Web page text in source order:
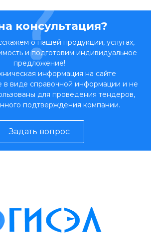
консультация?
о нашей продукции, услугах,
и подготовим индивидуальное
предложение!
информация на сайте
в виде справочной информации и не
для проведения тендеров,
подтверждения компании.
Задать вопрос